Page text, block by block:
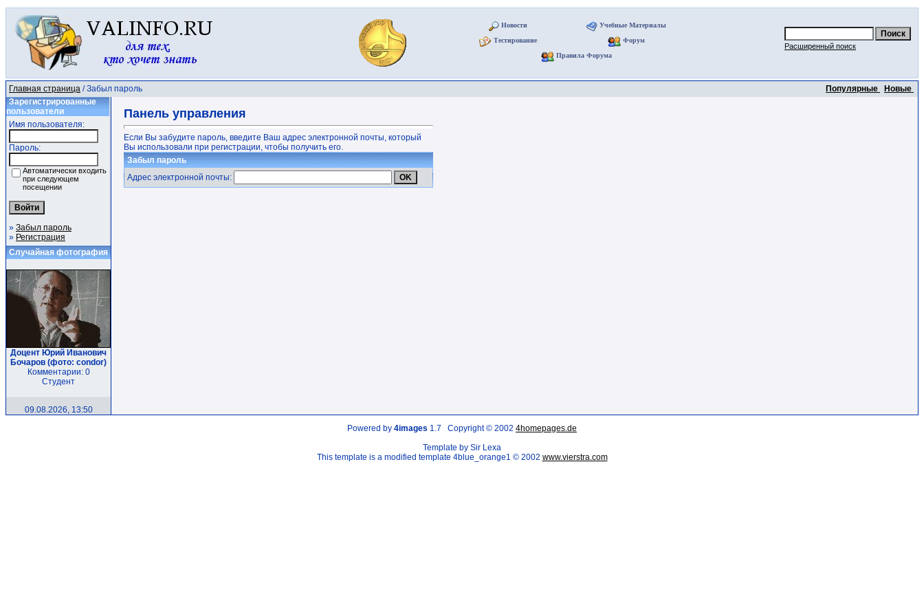
Новости
Учебные Материалы
Тестирование
Форум
Правила Форума
Расширенный поиск
Главная страница / Забыл пароль Популярные
Новые
Зарегистрированные
пользователи
Имя пользователя:
Пароль:
Автоматически входить
при следующем
посещении
» Забыл пароль
» Регистрация
Случайная фотография
Доцент Юрий Иванович
Бочаров (фото: condor)
Комментарии: 0
Студент
09.08.2026, 13:50
Панель управления
Если Вы забудите пароль, введите Ваш адрес электронной почты, который
Вы использовали при регистрации, чтобы получить его.
Забыл пароль
Адрес электронной почты:
Powered by 4images 1.7 Copyright © 2002 4homepages.de
Template by Sir Lexa
This template is a modified template 4blue_orange1 © 2002 www.vierstra.com